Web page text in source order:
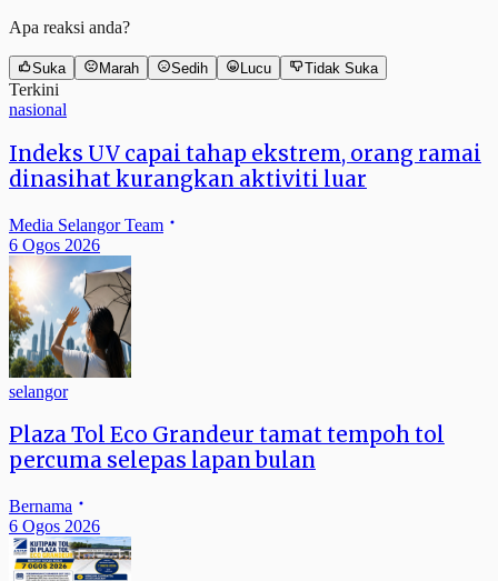
Apa reaksi anda?
Suka Marah Sedih Lucu Tidak Suka
Terkini
nasional
Indeks UV capai tahap ekstrem, orang ramai
dinasihat kurangkan aktiviti luar
Media Selangor Team
6 Ogos 2026
selangor
Plaza Tol Eco Grandeur tamat tempoh tol
percuma selepas lapan bulan
Bernama
6 Ogos 2026